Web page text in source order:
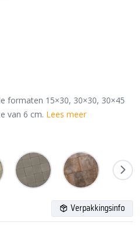
formaten 15×30, 30×30, 30×45
van 6 cm. Lees meer
Verpakkingsinfo